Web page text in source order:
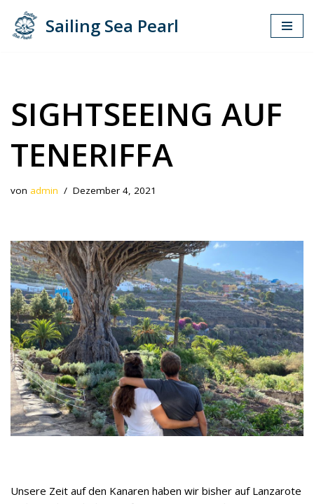
Zum
Sailing Sea Pearl
SIGHTSEEING AUF
TENERIFFA
von admin Dezember 4, 2021
Unsere Zeit auf den Kanaren haben wir bisher auf Lanzarote